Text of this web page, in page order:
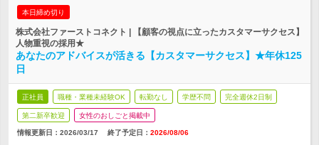
本日締め切り
株式会社ファーストコネクト | 【顧客の視点に立ったカスタマーサクセス】
人物重視の採用★
あなたのアドバイスが活きる【カスタマーサクセス】★年休125
日
正社員 職種・業種未経験OK 転勤なし 学歴不問 完全週休2日制
第二新卒歓迎 女性のおしごと掲載中
情報更新日：2026/03/17 終了予定日： 2026/08/06